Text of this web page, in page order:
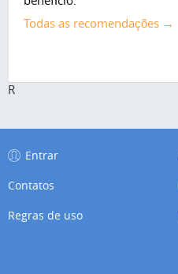
Todas as recomendações →
R
Entrar
Contatos
Regras de uso